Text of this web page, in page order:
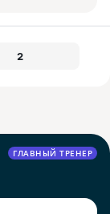
2
ГЛАВНЫЙ ТРЕНЕР